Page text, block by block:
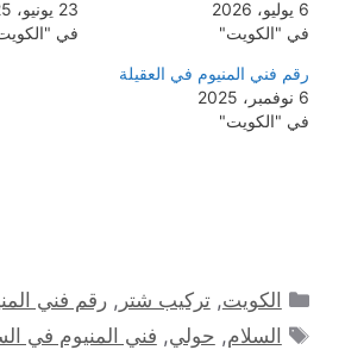
6 يوليو، 2026
في "الكويت"
23 يونيو، 2025
في
رقم فني المنيوم في العقيلة
6 نوفمبر، 2025
في "الكويت"
التصنيفات
الكويت,تركيب شتر ,رقم فني
الوسوم
السلام, حولي, فني المنيوم في